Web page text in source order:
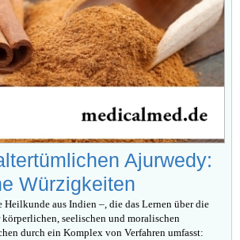
Ajurwedy:
Würzigkeiten
Heilkunde aus Indien –, die das Lernen über die
seelischen und moralischen
durch ein Komplex von Verfahren umfasst: